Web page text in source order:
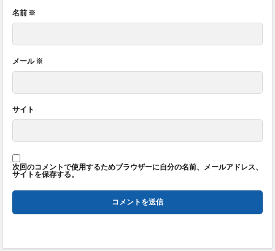
名前 ※
メール※
サイト
次回のコメントで使用するためブラウザーに自分の名前、メールアドレス、
サイトを保存する。